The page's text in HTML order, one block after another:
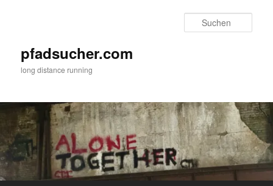
pfadsucher.com
long distance running